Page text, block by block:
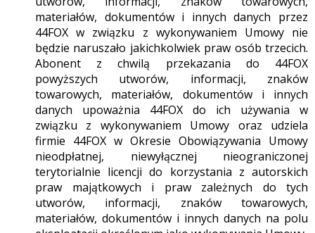
materiałów, dokumentów i innych danych przez
44FOX w związku z wykonywaniem Umowy nie
będzie naruszało jakichkolwiek praw osób trzecich.
Abonent z chwilą przekazania do 44FOX
powyższych utworów, informacji, znaków
towarowych, materiałów, dokumentów i innych
danych upoważnia 44FOX do ich używania w
związku z wykonywaniem Umowy oraz udziela
firmie 44FOX w Okresie Obowiązywania Umowy
nieodpłatnej, niewyłącznej nieograniczonej
terytorialnie licencji do korzystania z autorskich
praw majątkowych i praw zależnych do tych
utworów, informacji, znaków towarowych,
materiałów, dokumentów i innych danych na polu